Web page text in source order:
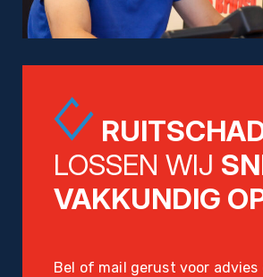
LOSSEN WIJ
VAKKUNDIG
Bel of mail gerust voor advies